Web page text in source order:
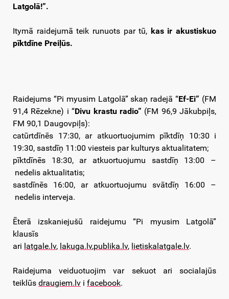
Latgolā!”.
Itymā raidejumā teik runuots par tū, kas ir akustiskuo
pīktdīne Preiļūs.
Raidejums “Pi myusim Latgolā” skaņ radejā “Ef-Ei” (FM
91,4 Rēzekne) i “Divu krastu radio” (FM 96,9 Jākubpiļs,
FM 90,1 Daugovpiļs):
catūrtdīnēs 17:30, ar atkuortuojumim pīktdīņ 10:30 i
19:30, sastdīņ 11:00 viesteis par kulturys aktualitatem;
pīktdīnēs 18:30, ar atkuortuojumu sastdīņ 13:00 –
nedelis aktualitatis;
sastdīnēs 16:00, ar atkuortuojumu svātdīņ 16:00 –
nedelis interveja.
Ēterā izskaniejušū raidejumu “Pi myusim Latgolā”
klausīs
ari latgale.lv, lakuga.lv,publika.lv, lietiskalatgale.lv.
Raidejuma veiduotuojim var sekuot ari socialajūs
teiklūs draugiem.lv i facebook.